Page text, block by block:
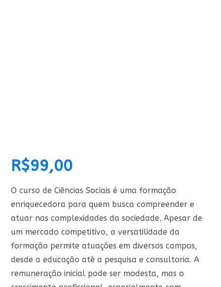
R$99,00
O curso de Ciências Sociais é uma formação
enriquecedora para quem busca compreender e
atuar nas complexidades da sociedade. Apesar de
um mercado competitivo, a versatilidade da
formação permite atuações em diversos campos,
desde a educação até a pesquisa e consultoria. A
remuneração inicial pode ser modesta, mas o